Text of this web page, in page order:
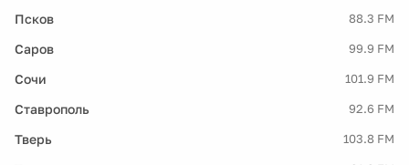
Псков 88.3 FM
Саров 99.9 FM
Сочи 101.9 FM
Ставрополь 92.6 FM
Тверь 103.8 FM